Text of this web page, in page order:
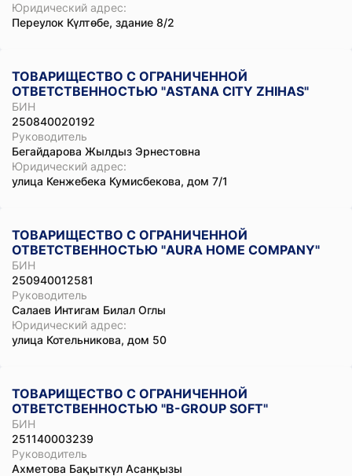
Юридический адрес:
Переулок Күлтөбе, здание 8/2
ТОВАРИЩЕСТВО С ОГРАНИЧЕННОЙ
ОТВЕТСТВЕННОСТЬЮ "ASTANA CITY ZHIHAS"
БИН
250840020192
Руководитель
Бегайдарова Жылдыз Эрнестовна
Юридический адрес:
улица Кенжебека Кумисбекова, дом 7/1
ТОВАРИЩЕСТВО С ОГРАНИЧЕННОЙ
ОТВЕТСТВЕННОСТЬЮ "AURA HOME COMPANY"
БИН
250940012581
Руководитель
Салаев Интигам Билал Оглы
Юридический адрес:
улица Котельникова, дом 50
ТОВАРИЩЕСТВО С ОГРАНИЧЕННОЙ
ОТВЕТСТВЕННОСТЬЮ "B-GROUP SOFT"
БИН
251140003239
Руководитель
Ахметова Бақыткүл Асанқызы